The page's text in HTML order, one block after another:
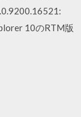
10のRTM版